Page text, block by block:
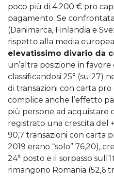
poco più di 4.200 € pro
pagamento. Se
(Danimarca, Finlandia e
rispetto alla media
elevatissimo divario da
un’altra posizione in
classificandosi 25° (su 27)
di transazioni con carta pro
complice anche l’effetto
più persone ad acquistare
registrato una crescita del
90,7 transazioni con carta
2019 erano “solo” 76,20),
24° posto e il sorpasso
rimangono Romania (52,6